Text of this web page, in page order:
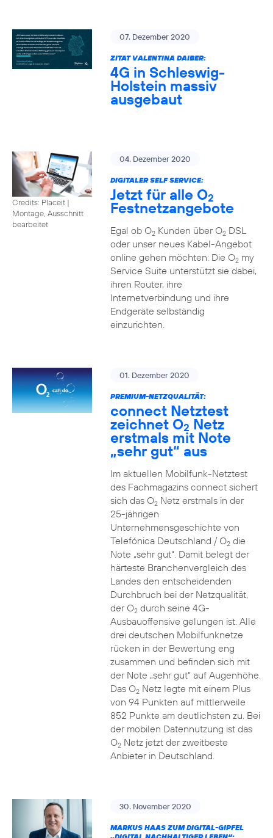
07. Dezember 2020
ZITAT VALENTINA DAIBER:
4G in Schleswig-
Holstein massiv
ausgebaut
Credits: Placeit |
Montage, Ausschnitt
bearbeitet
04. Dezember 2020
DIGITALER SELF SERVICE:
Jetzt für alle O2
Festnetzangebote
Egal ob O2Kunden über O2DSL
oder unser neues Kabel-Angebot
online gehen möchten: Die O2my
Service Suite unterstützt sie dabei,
ihren Router, ihre
Internetverbindung und ihre
Endgeräte selbständig
einzurichten.
01. Dezember 2020
PREMIUM-NETZQUALITÄT:
connect Netztest
zeichnet O2 Netz
erstmals mit Note
„sehr gut“ aus
Im aktuellen Mobilfunk-Netztest
des Fachmagazins connect sichert
sich das O2Netz erstmals in der
25-jährigen
Unternehmensgeschichte von
Telefónica Deutschland / O2die
Note „sehr gut“. Damit belegt der
härteste Branchenvergleich des
Landes den entscheidenden
Durchbruch bei der Netzqualität,
der O2durch seine 4G-
Ausbauoffensive gelungen ist. Alle
drei deutschen Mobilfunknetze
rücken in der Bewertung eng
zusammen und befinden sich mit
der Note „sehr gut“ auf Augenhöhe.
Das O2Netz legte mit einem Plus
von 94 Punkten auf mittlerweile
852 Punkte am deutlichsten zu. Bei
der mobilen Datennutzung ist das
O2Netz jetzt der zweitbeste
Anbieter in Deutschland.
30. November 2020
MARKUS HAAS ZUM DIGITAL-GIPFEL